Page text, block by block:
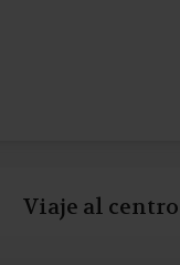
Viaje al